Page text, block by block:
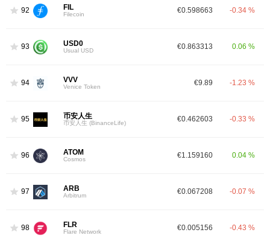
92 FIL
Filecoin €0.598663 -0.34 %
93 USD0
Usual USD €0.863313 0.06 %
94 VVV
Venice Token €9.89 -1.23 %
95 币安人生
币安人生 (BinanceLife) €0.462603 -0.33 %
96 ATOM
Cosmos €1.159160 0.04 %
97 ARB
Arbitrum €0.067208 -0.07 %
98 FLR
Flare Network €0.005156 -0.43 %